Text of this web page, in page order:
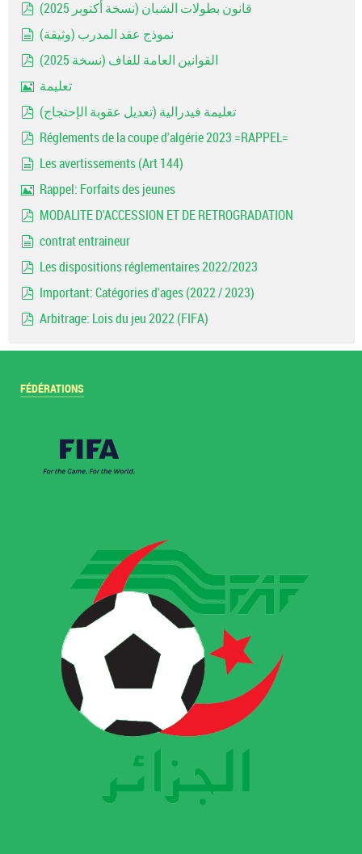
قانون بطولات الشبان (نسخة أكتوبر 2025)
نموذج عقد المدرب (وثيقة)
القوانين العامة للفاف (نسخة 2025)
تعليمة
تعليمة فيدرالية (تعديل عقوبة الإحتجاج)
Réglements de la coupe d'algérie 2023 =RAPPEL=
Les avertissements (Art 144)
Rappel: Forfaits des jeunes
MODALITE D'ACCESSION ET DE RETROGRADATION
contrat entraineur
Les dispositions réglementaires 2022/2023
Important: Catégories d'ages (2022 / 2023)
Arbitrage: Lois du jeu 2022 (FIFA)
FÉDÉRATIONS